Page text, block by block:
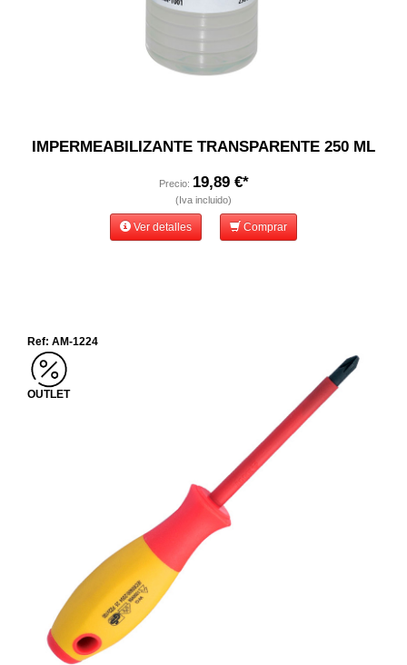
IMPERMEABILIZANTE TRANSPARENTE 250 ML
Precio: 19,89 €*
(Iva incluido)
Ver detalles Comprar
Ref: AM-1224
OUTLET